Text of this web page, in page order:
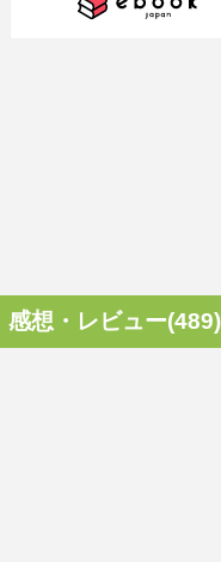
感想・レビュー(489)